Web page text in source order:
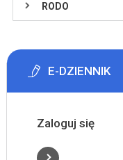
RODO
E-DZIENNIK
Zaloguj się